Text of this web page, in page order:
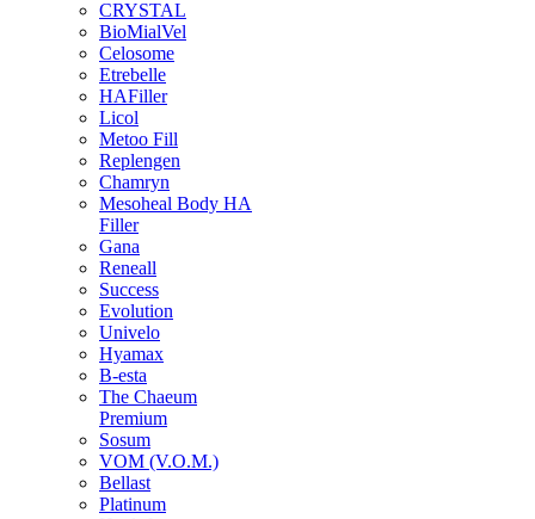
CRYSTAL
BioMialVel
Celosome
Etrebelle
HAFiller
Licol
Metoo Fill
Replengen
Chamryn
Mesoheal Body HA
Filler
Gana
Reneall
Success
Evolution
Univelo
Hyamax
B-esta
The Chaeum
Premium
Sosum
VOM (V.O.M.)
Bellast
Platinum